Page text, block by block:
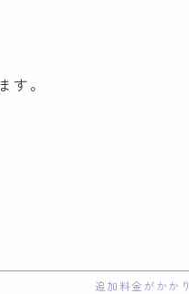
。
追加料金がかか